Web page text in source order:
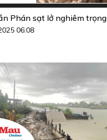
Phán sạt lở nghiêm trọng
06:08